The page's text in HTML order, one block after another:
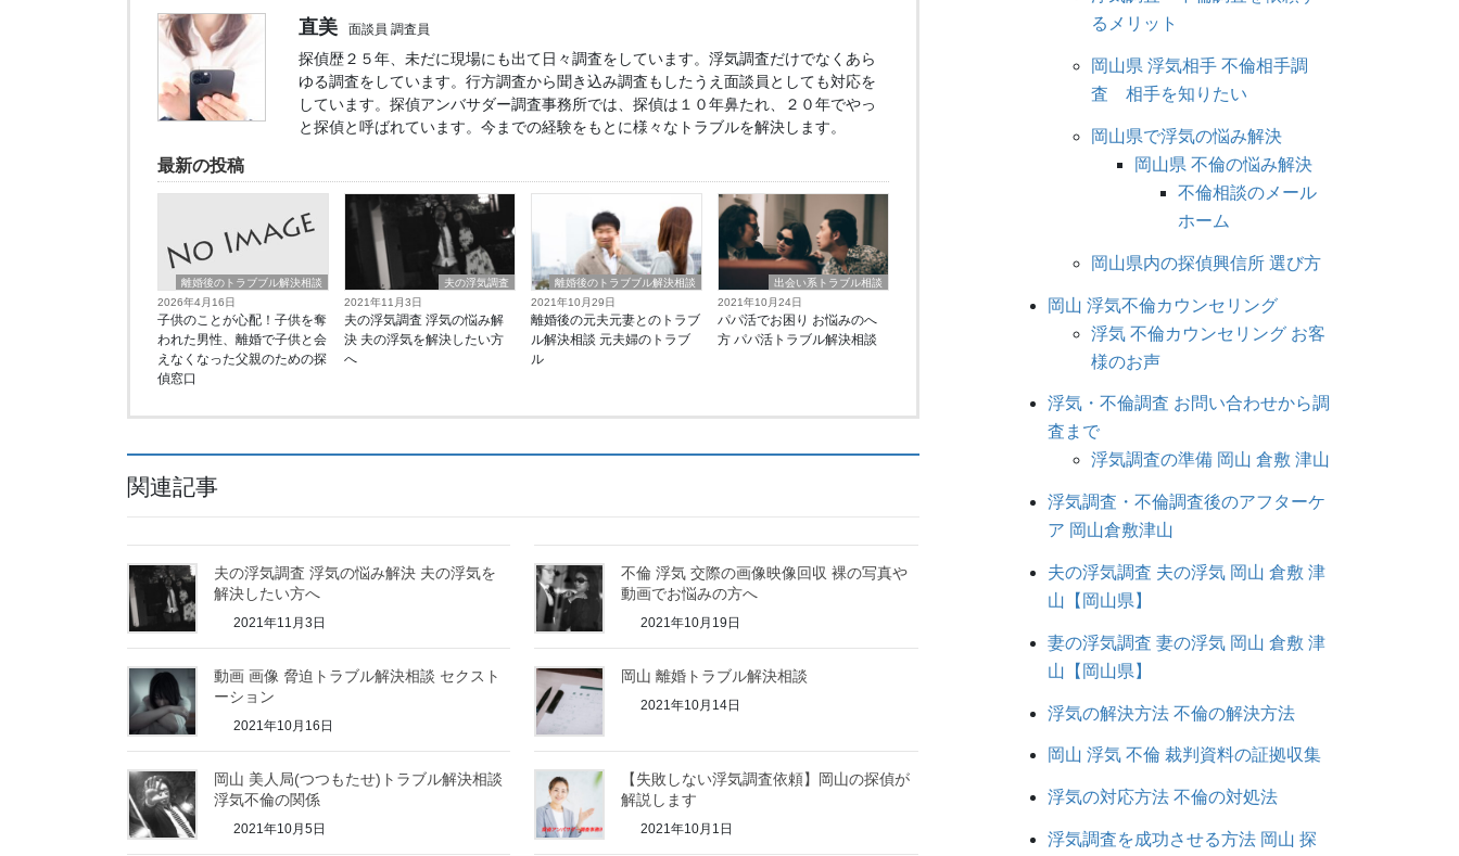
直美 面談員 調査員
探偵歴２５年、未だに現場にも出て日々調査をしています。浮気調査だけでなくあら
ゆる調査をしています。行方調査から聞き込み調査もしたうえ面談員としても対応を
しています。探偵アンバサダー調査事務所では、探偵は１０年鼻たれ、２０年でやっ
と探偵と呼ばれています。今までの経験をもとに様々なトラブルを解決します。
最新の投稿
離婚後のトラブブル解決相談
2026年4月16日
子供のことが心配！子供を奪
われた男性、離婚で子供と会
えなくなった父親のための探
偵窓口
夫の浮気調査
2021年11月3日
夫の浮気調査 浮気の悩み解
決 夫の浮気を解決したい方
へ
離婚後のトラブブル解決相談
2021年10月29日
離婚後の元夫元妻とのトラブ
ル解決相談 元夫婦のトラブ
ル
出会い系トラブル相談
2021年10月24日
パパ活でお困り お悩みのへ
方 パパ活トラブル解決相談
関連記事
夫の浮気調査 浮気の悩み解決 夫の浮気を
解決したい方へ
2021年11月3日
不倫 浮気 交際の画像映像回収 裸の写真や
動画でお悩みの方へ
2021年10月19日
動画 画像 脅迫トラブル解決相談 セクスト
ーション
2021年10月16日
岡山 離婚トラブル解決相談
2021年10月14日
岡山 美人局(つつもたせ)トラブル解決相談
浮気不倫の関係
2021年10月5日
【失敗しない浮気調査依頼】岡山の探偵が
解説します
2021年10月1日
るメリット
岡山県 浮気相手 不倫相手調
査 相手を知りたい
岡山県で浮気の悩み解決
岡山県 不倫の悩み解決
不倫相談のメール
ホーム
岡山県内の探偵興信所 選び方
岡山 浮気不倫カウンセリング
浮気 不倫カウンセリング お客
様のお声
浮気・不倫調査 お問い合わせから調
査まで
浮気調査の準備 岡山 倉敷 津山
浮気調査・不倫調査後のアフターケ
ア 岡山倉敷津山
夫の浮気調査 夫の浮気 岡山 倉敷 津
山【岡山県】
妻の浮気調査 妻の浮気 岡山 倉敷 津
山【岡山県】
浮気の解決方法 不倫の解決方法
岡山 浮気 不倫 裁判資料の証拠収集
浮気の対応方法 不倫の対処法
浮気調査を成功させる方法 岡山 探